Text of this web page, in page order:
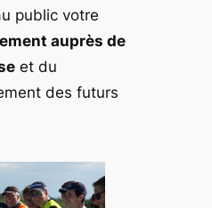
public votre
auprès de
et du
des futurs